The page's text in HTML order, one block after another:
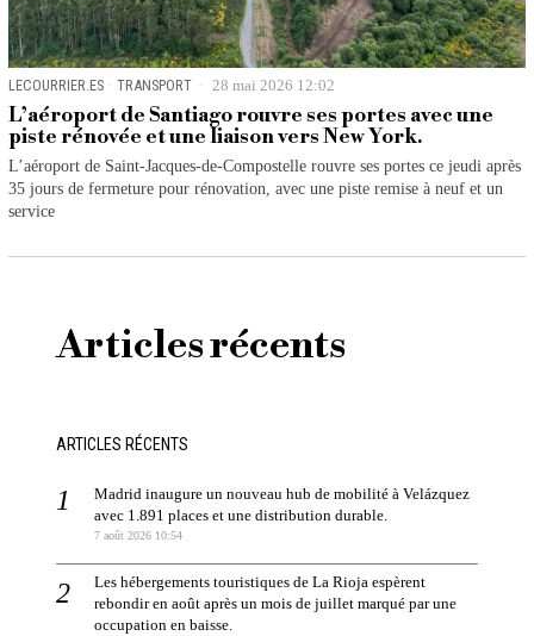
LECOURRIER.ES · TRANSPORT 28 mai 2026 12:02
L’aéroport de Santiago rouvre ses portes avec une
piste rénovée et une liaison vers New York.
L’aéroport de Saint-Jacques-de-Compostelle rouvre ses portes ce jeudi après
35 jours de fermeture pour rénovation, avec une piste remise à neuf et un
service
Articles récents
ARTICLES RÉCENTS
Madrid inaugure un nouveau hub de mobilité à Velázquez
avec 1.891 places et une distribution durable.
7 août 2026 10:54
Les hébergements touristiques de La Rioja espèrent
rebondir en août après un mois de juillet marqué par une
occupation en baisse.